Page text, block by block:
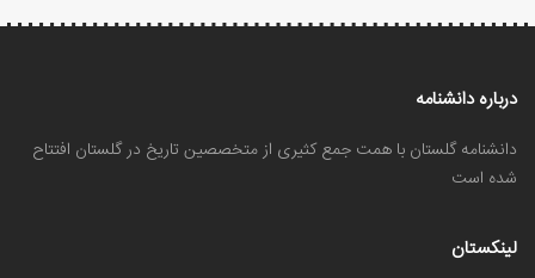
درباره دانشنامه
دانشنامه گلستان با همت جمع کثیری از متخصصین تاریخ در گلستان افتتاح
شده است
لینکستان